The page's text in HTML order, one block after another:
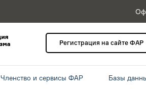
Регистрация на сайте ФАР
Членство и сервисы ФАР Базы